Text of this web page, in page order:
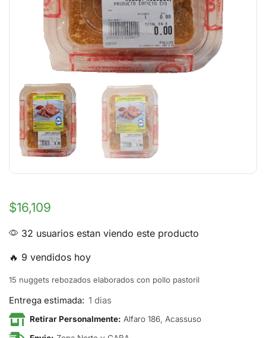
$16,109
32 usuarios estan viendo este producto
🔥 9 vendidos hoy
15 nuggets rebozados elaborados con pollo pastoril
Entrega estimada: 1 dias
Retirar Personalmente: Alfaro 186, Acassuso